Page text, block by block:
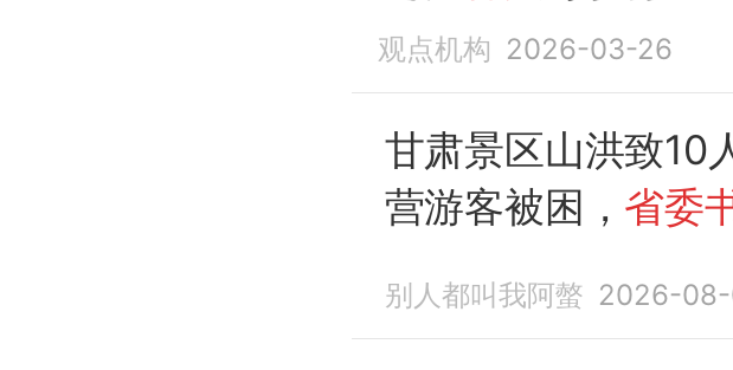
观点机构 2026-03-26
甘肃景区山洪致10
营游客被困， 省委
别人都叫我阿螫 2026-